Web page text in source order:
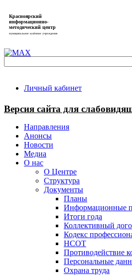
Красноярский
информационно-
методический центр
муниципальное казённое учреждение
Личный кабинет
Версия сайта для
Направления
Анонсы
Новости
Медиа
О нас
О Центре
Структура
Документы
Планы
Информационные
Итоги года
Коллективный
Кодекс
НСОТ
Противодействие
Персональные
Охрана труда